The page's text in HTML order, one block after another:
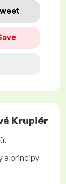
Krupiér
a principy